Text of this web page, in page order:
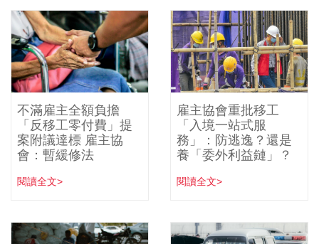
不滿雇主全額負擔
「反移工零付費」提
案附議達標 雇主協
會：暫緩修法
閱讀全文>
雇主協會重批移工
「入境一站式服
務」：防逃逸？還是
養「委外利益鏈」？
閱讀全文>